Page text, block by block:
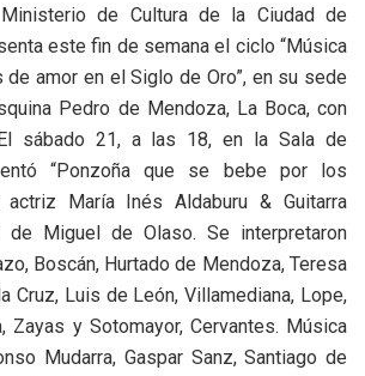
de Cultura de la Ciudad de
este fin de semana el ciclo “Música
amor en el Siglo de Oro”, en su sede
Pedro de Mendoza, La Boca, con
sábado 21, a las 18, en la Sala de
“Ponzoña que se bebe por los
actriz María Inés Aldaburu & Guitarra
de Miguel de Olaso. Se interpretaron
Boscán, Hurtado de Mendoza, Teresa
Cruz, Luis de León, Villamediana, Lope,
Zayas y Sotomayor, Cervantes. Música
Mudarra, Gaspar Sanz, Santiago de